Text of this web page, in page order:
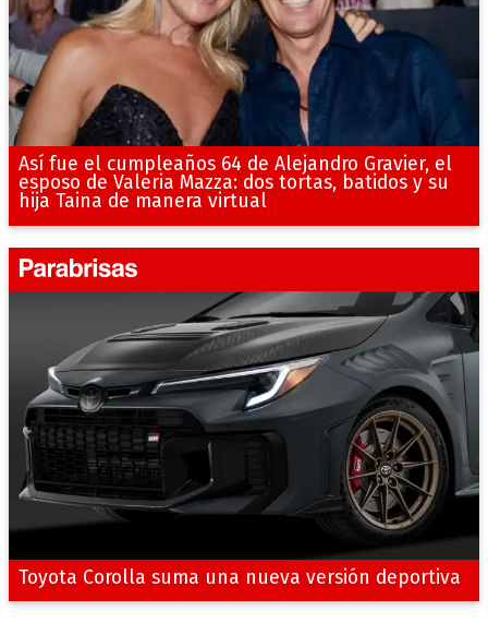
Así fue el cumpleaños 64 de Alejandro Gravier, el
esposo de Valeria Mazza: dos tortas, batidos y su
hija Taina de manera virtual
Toyota Corolla suma una nueva versión deportiva